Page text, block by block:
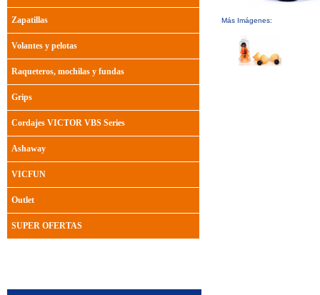
Más Imágenes:
Zapatillas
Volantes y pelotas
Raqueteros, mochilas y fundas
Grips
Cordajes VICTOR VBS Series
Ashaway
VICFUN
Outlet
SUPER OFERTAS